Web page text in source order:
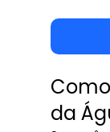
da